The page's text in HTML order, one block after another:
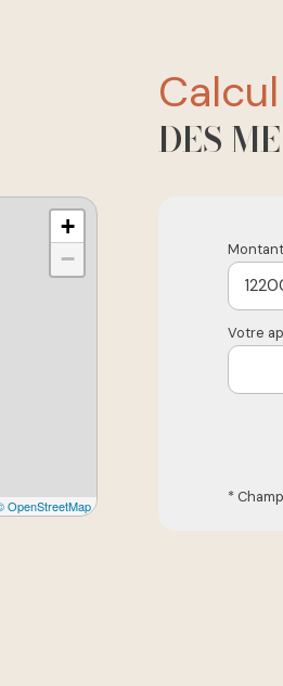
+
−
OpenStreetMap
calcul
DES
Votre
*